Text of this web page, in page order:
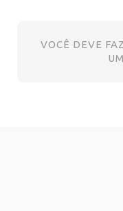
VOCÊ DEVE